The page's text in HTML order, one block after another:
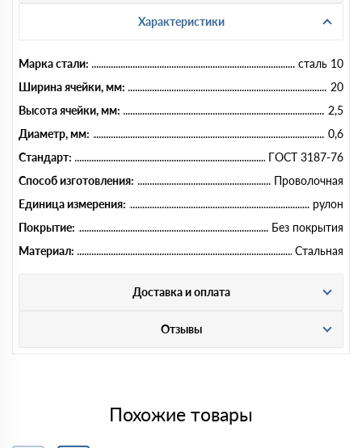
Характеристики
Марка стали:
сталь 10
Ширина ячейки, мм:
20
Высота ячейки, мм:
2,5
Диаметр, мм:
0,6
Стандарт:
ГОСТ 3187-76
Способ изготовления:
Проволочная
Единица измерения:
рулон
Покрытие:
Без покрытия
Материал:
Стальная
Доставка и оплата
Отзывы
Похожие товары